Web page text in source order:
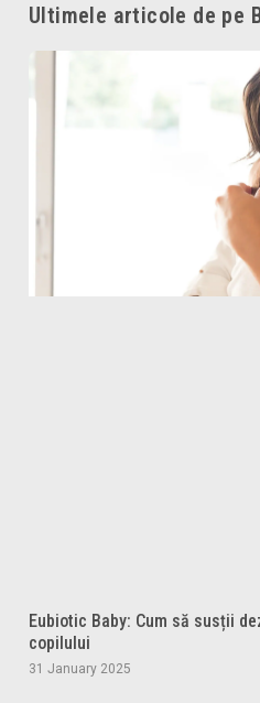
Ultimele articole de pe
Eubiotic Baby: Cum să susții
copilului
31 January 2025